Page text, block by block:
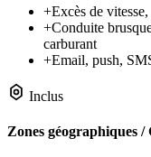
+Excès de
+Conduite
carburant
+Email, push,
Inclus
Zones géographiques /